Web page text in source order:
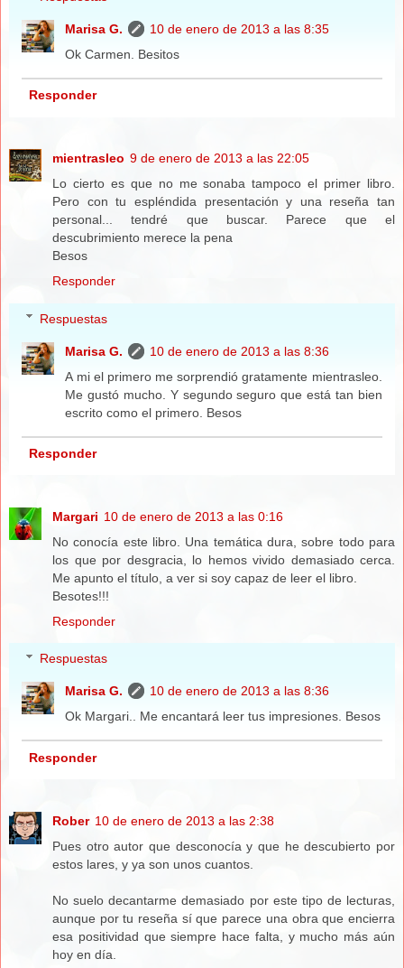
Marisa G.
10 de enero de 2013 a las 8:35
Ok Carmen. Besitos
Responder
mientrasleo 9 de enero de 2013 a las 22:05
Lo cierto es que no me sonaba tampoco el primer libro.
Pero con tu espléndida presentación y una reseña tan
personal... tendré que buscar. Parece que el
descubrimiento merece la pena
Besos
Responder
Respuestas
Marisa G.
10 de enero de 2013 a las 8:36
A mi el primero me sorprendió gratamente mientrasleo.
Me gustó mucho. Y segundo seguro que está tan bien
escrito como el primero. Besos
Responder
Margari 10 de enero de 2013 a las 0:16
No conocía este libro. Una temática dura, sobre todo para
los que por desgracia, lo hemos vivido demasiado cerca.
Me apunto el título, a ver si soy capaz de leer el libro.
Besotes!!!
Responder
Respuestas
Marisa G.
10 de enero de 2013 a las 8:36
Ok Margari.. Me encantará leer tus impresiones. Besos
Responder
Rober 10 de enero de 2013 a las 2:38
Pues otro autor que desconocía y que he descubierto por
estos lares, y ya son unos cuantos.
No suelo decantarme demasiado por este tipo de lecturas,
aunque por tu reseña sí que parece una obra que encierra
esa positividad que siempre hace falta, y mucho más aún
hoy en día.